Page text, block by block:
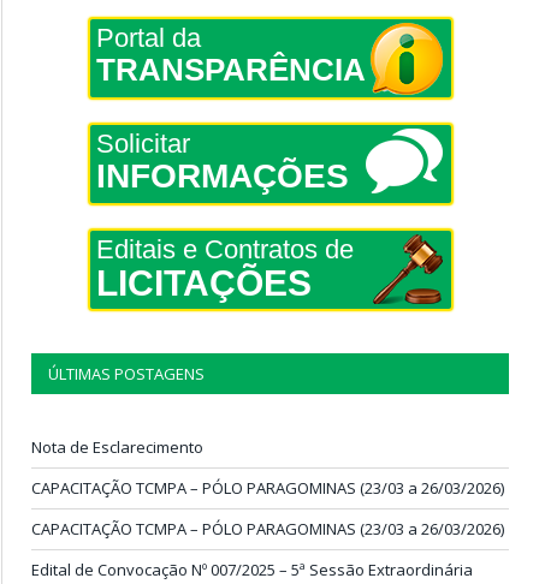
Portal da
TRANSPARÊNCIA
Solicitar
INFORMAÇÕES
Editais e Contratos de
LICITAÇÕES
ÚLTIMAS POSTAGENS
Nota de Esclarecimento
CAPACITAÇÃO TCMPA – PÓLO PARAGOMINAS (23/03 a 26/03/2026)
CAPACITAÇÃO TCMPA – PÓLO PARAGOMINAS (23/03 a 26/03/2026)
Edital de Convocação Nº 007/2025 – 5ª Sessão Extraordinária